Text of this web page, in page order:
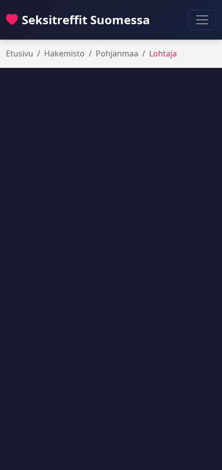
Seksitreffit Suomessa
Etusivu Hakemisto Pohjanmaa Lohtaja